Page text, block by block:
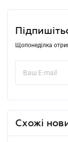
Щопонеділка
Схожі